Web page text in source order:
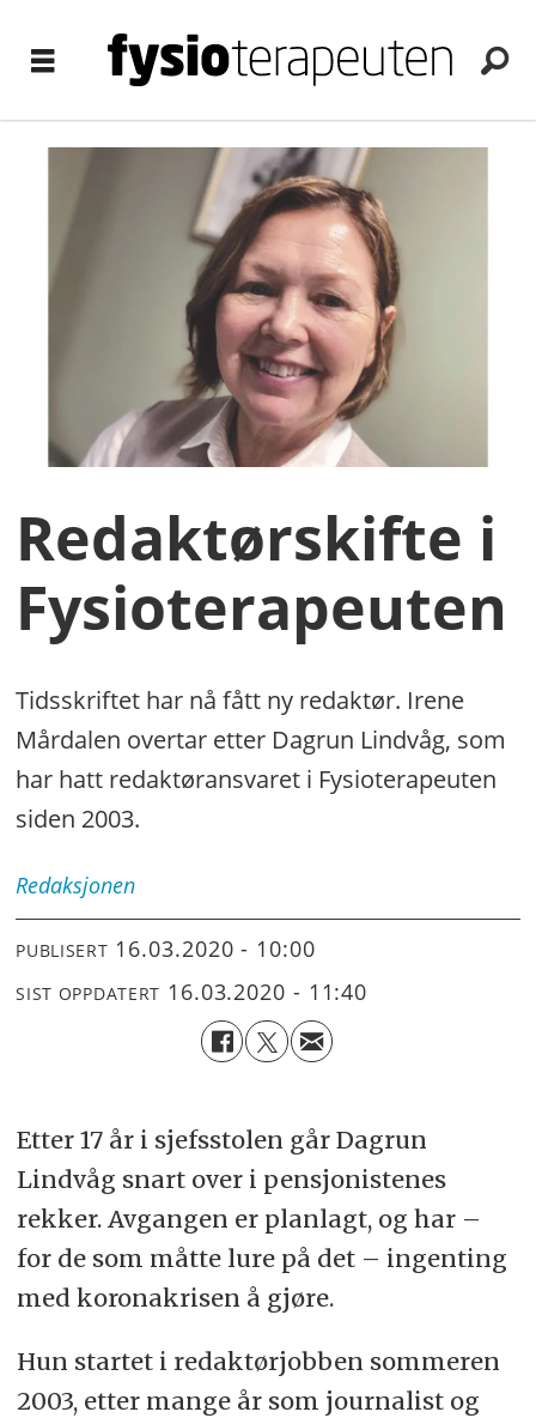
Redaktørskifte i
Fysioterapeuten
Tidsskriftet har nå fått ny redaktør. Irene
Mårdalen overtar etter Dagrun Lindvåg, som
har hatt redaktøransvaret i Fysioterapeuten
siden 2003.
Redaksjonen
PUBLISERT 16.03.2020 - 10:00
SIST OPPDATERT 16.03.2020 - 11:40
Etter 17 år i sjefsstolen går Dagrun
Lindvåg snart over i pensjonistenes
rekker. Avgangen er planlagt, og har –
for de som måtte lure på det – ingenting
med koronakrisen å gjøre.
Hun startet i redaktørjobben sommeren
2003, etter mange år som journalist og